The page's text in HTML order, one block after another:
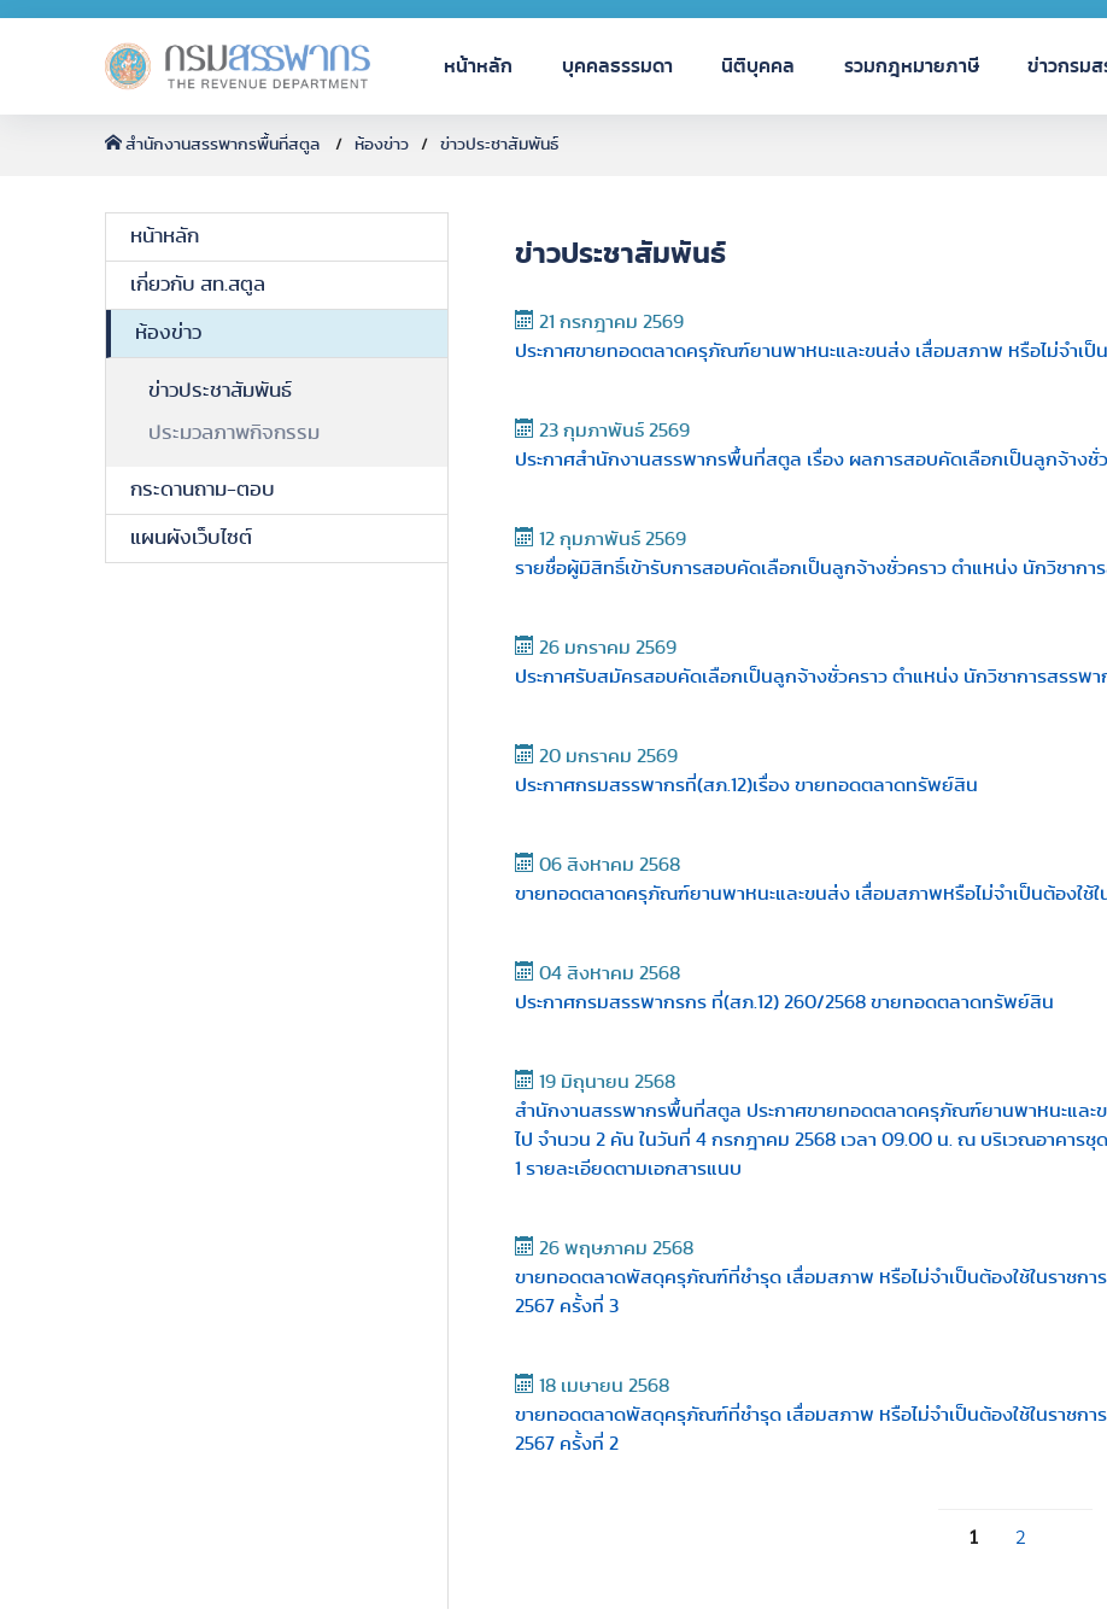
หน้าหลัก บุคคลธรรมดา นิติบุคคล รวมกฎหมายภาษี ข่าวกรมส
สำนักงานสรรพากรพื้นที่สตูล ห้องข่าว ข่าวประชาสัมพันธ์
หน้าหลัก
เกี่ยวกับ สท.สตูล
ห้องข่าว
ข่าวประชาสัมพันธ์
ประมวลภาพกิจกรรม
กระดานถาม-ตอบ
แผนผังเว็บไซต์
ข่าวประชาสัมพันธ์
21 กรกฎาคม 2569
ประกาศขายทอดตลาดครุภัณฑ์ยานพาหนะและขนส่ง เสื่อมสภาพ หรือไม่จำเป็น
23 กุมภาพันธ์ 2569
ประกาศสำนักงานสรรพากรพื้นที่สตูล เรื่อง ผลการสอบคัดเลือกเป็นลูกจ้างชั่
12 กุมภาพันธ์ 2569
รายชื่อผู้มิสิทธิ์เข้ารับการสอบคัดเลือกเป็นลูกจ้างชั่วคราว ตำแหน่ง นักวิชากา
26 มกราคม 2569
ประกาศรับสมัครสอบคัดเลือกเป็นลูกจ้างชั่วคราว ตำแหน่ง นักวิชาการสรรพา
20 มกราคม 2569
ประกาศกรมสรรพากรที่(สภ.12)เรื่อง ขายทอดตลาดทรัพย์สิน
06 สิงหาคม 2568
ขายทอดตลาดครุภัณฑ์ยานพาหนะและขนส่ง เสื่อมสภาพหรือไม่จำเป็นต้องใช้ใ
04 สิงหาคม 2568
ประกาศกรมสรรพากรกร ที่(สภ.12) 260/2568 ขายทอดตลาดทรัพย์สิน
19 มิถุนายน 2568
สำนักงานสรรพากรพื้นที่สตูล ประกาศขายทอดตลาดครุภัณฑ์ยานพาหนะและข
ไป จำนวน 2 คัน ในวันที่ 4 กรกฎาคม 2568 เวลา 09.00 น. ณ บริเวณอาคา
1 รายละเอียดตามเอกสารแนบ
26 พฤษภาคม 2568
ขายทอดตลาดพัสดุครุภัณฑ์ที่ชำรุด เสื่อมสภาพ หรือไม่จำเป็นต้องใช้ในราชกา
2567 ครั้งที่ 3
18 เมษายน 2568
ขายทอดตลาดพัสดุครุภัณฑ์ที่ชำรุด เสื่อมสภาพ หรือไม่จำเป็นต้องใช้ในราชกา
2567 ครั้งที่ 2
1 2